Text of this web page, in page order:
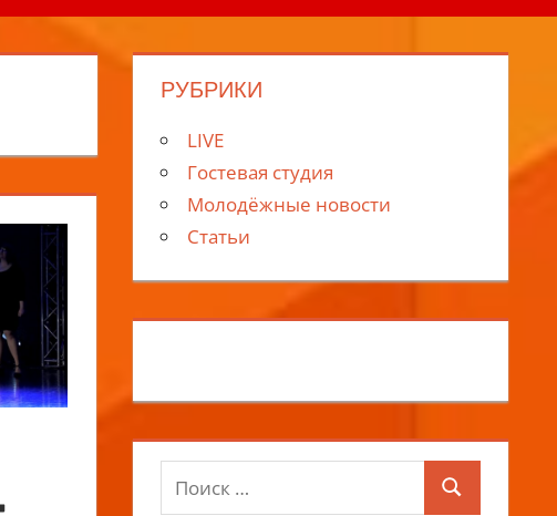
РУБРИКИ
LIVE
Гостевая студия
Молодёжные новости
Статьи
Поиск